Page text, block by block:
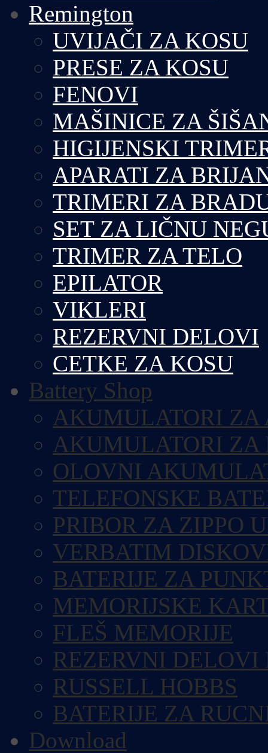
Remington
UVIJAČI ZA KOSU
PRESE ZA KOSU
FENOVI
MAŠINICE ZA
HIGIJENSKI
APARATI ZA
TRIMERI ZA
SET ZA LIČNU
TRIMER ZA TELO
EPILATOR
VIKLERI
REZERVNI DELOVI
CETKE ZA KOSU
Battery Shop
AKUMULATORI ZA
AKUMULATORI ZA
OLOVNI
TELEFONSKE
PRIBOR ZA ZIPPO
VERBATIM
BATERIJE ZA
MEMORIJSKE
FLEŠ MEMORIJE
REZERVNI DELOVI
RUSSELL HOBBS
BATERIJE ZA
Download